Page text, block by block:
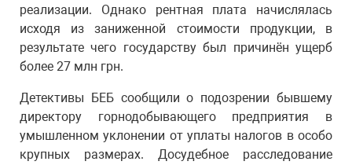
реализации. Однако рентная плата начислялась
исходя из заниженной стоимости продукции, в
результате чего государству был причинён ущерб
более 27 млн грн.
Детективы БЕБ сообщили о подозрении бывшему
директору горнодобывающего предприятия в
умышленном уклонении от уплаты налогов в особо
крупных размерах. Досудебное расследование